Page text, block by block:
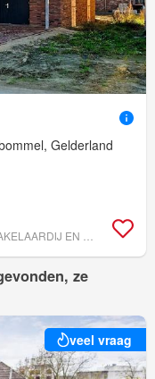
Gelderland
ze
veel vraag